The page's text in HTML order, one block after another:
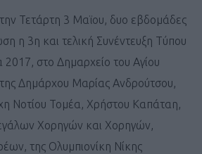
Τετάρτη 3 Μαϊου, δυο εβδομάδες
η 3η και τελική Συνέντευξη Τύπου
2017, στο Δημαρχείο του Αγίου
Δημάρχου Μαρίας Ανδρούτσου,
Νοτίου Τομέα, Χρήστου Καπάταη,
Χορηγών και Χορηγών,
της Ολυμπιονίκη Νίκης